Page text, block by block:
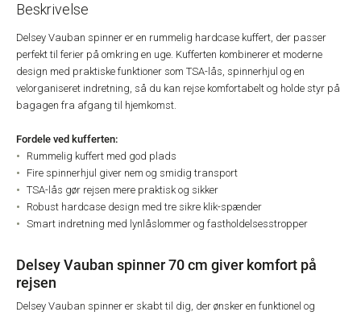
Beskrivelse
Delsey Vauban spinner er en rummelig hardcase kuffert, der passer
perfekt til ferier på omkring en uge. Kufferten kombinerer et moderne
design med praktiske funktioner som TSA-lås, spinnerhjul og en
velorganiseret indretning, så du kan rejse komfortabelt og holde styr på
bagagen fra afgang til hjemkomst.
Fordele ved kufferten:
Rummelig kuffert med god plads
Fire spinnerhjul giver nem og smidig transport
TSA-lås gør rejsen mere praktisk og sikker
Robust hardcase design med tre sikre klik-spænder
Smart indretning med lynlåslommer og fastholdelsesstropper
Delsey Vauban spinner 70 cm giver komfort på
rejsen
Delsey Vauban spinner er skabt til dig, der ønsker en funktionel og